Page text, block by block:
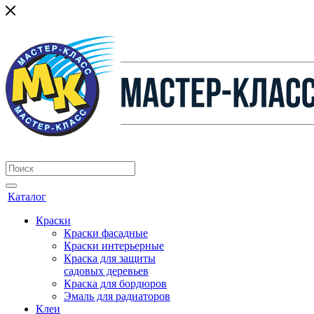
Каталог
Краски
Краски фасадные
Краски интерьерные
Краска для защиты
садовых деревьев
⁠Краска для бордюров
Эмаль для радиаторов
Клеи